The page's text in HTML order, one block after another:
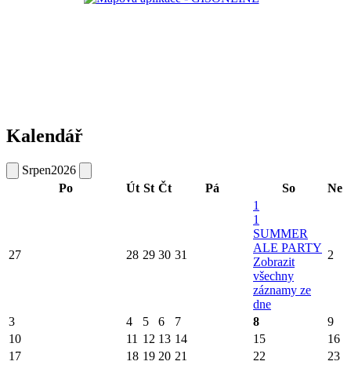
Kalendář
Srpen2026
Po
Út St Čt Pá So Ne
27 28 29 30 31
1
1
SUMMER
ALE PARTY
Zobrazit
všechny
záznamy ze
dne
2
3 4 5 6 7 8
9
10
11 12 13 14 15
16
17
18 19 20 21 22 23